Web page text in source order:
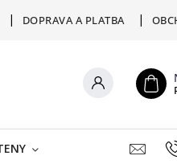
DOPRAVA A PLATBA
ŠPERKY K RYTÍ